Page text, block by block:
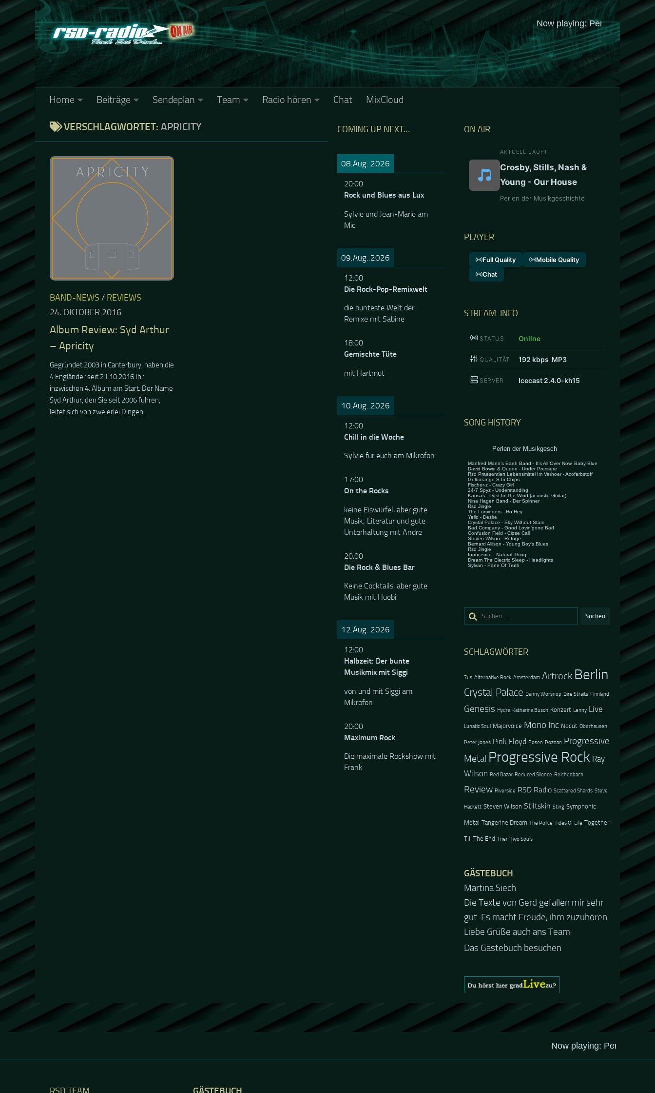
Zum Inhalt springen
Home Beiträge Sendeplan Team Radio hören Chat MixCloud
VERSCHLAGWORTET: APRICITY
BAND-NEWS / REVIEWS
24. OKTOBER 2016
Album Review: Syd Arthur
– Apricity
Gegründet 2003 in Canterbury, haben die
4 Engländer seit 21.10.2016 Ihr
inzwischen 4. Album am Start. Der Name
Syd Arthur, den Sie seit 2006 führen,
leitet sich von zweierlei Dingen...
ON AIR
AKTUELL LÄUFT:
Crosby, Stills, Nash &
Young - Our House
Perlen der Musikgeschichte
PLAYER
Full Quality
Mobile Quality
Chat
STREAM-INFO
STATUS Online
QUALITÄT 192 kbps MP3
SERVER Icecast 2.4.0-kh15
SONG HISTORY
Suchen
SCHLAGWÖRTER
7us Alternative Rock Amsterdam Artrock Berlin
Crystal Palace Danny Worsnop Dire Straits Finnland
Genesis Hydra Katharina Busch Konzert Lenny Live
Lunatic Soul Majorvoice Mono Inc Nocut Oberhausen
Peter Jones Pink Floyd Posen Poznan Progressive
Metal Progressive Rock Ray
Wilson Red Bazar Reduced Silence Reichenbach
Review Riverside RSD Radio Scattered Shards Steve
Hackett Steven Wilson Stiltskin Sting Symphonic
Metal Tangerine Dream The Police Tides Of Life Together
Till The End Trier Two Souls
GÄSTEBUCH
Martina Siech
Die Texte von Gerd gefallen mir sehr
gut. Es macht Freude, ihm zuzuhören.
Liebe Grüße auch ans Team
Jacel
Guten Abend und auch von uns
nochmals besten Dank für die tolle
Mucke zur Party! Der aktuelle Live
Stream ist eine schöne
COMING UP NEXT…
08.Aug..2026
20:00
Rock und Blues aus Lux
Sylvie und Jean-Marie am
Mic
09.Aug..2026
12:00
Die Rock-Pop-Remixwelt
die bunteste Welt der
Remixe mit Sabine
18:00
Gemischte Tüte
mit Hartmut
10.Aug..2026
12:00
Chill in die Woche
Sylvie für euch am Mikrofon
17:00
On the Rocks
keine Eiswürfel, aber gute
Musik; Literatur und gute
Unterhaltung mit Andre
20:00
Die Rock & Blues Bar
Keine Cocktails, aber gute
Musik mit Huebi
12.Aug..2026
12:00
Halbzeit: Der bunte
Musikmix mit Siggi
von und mit Siggi am
Mikrofon
20:00
Maximum Rock
Die maximale Rockshow mit
Frank